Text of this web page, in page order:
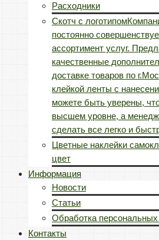
Расходники
Скотч с логотипом
постоянно
ассортимент услуг.
качественные
доставке товаров по
клейкой ленты с
можете быть уверены,
высшем уровне, а
сделать все легко и
Цветные наклейки
цвет
Информация
Новости
Статьи
Обработка
Контакты